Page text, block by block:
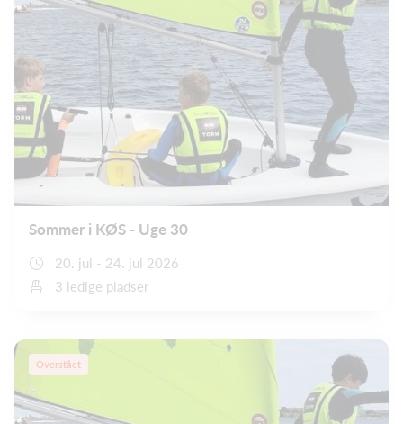
Sommer i KØS - Uge 30
20. jul - 24. jul 2026
3 ledige pladser
Overstået